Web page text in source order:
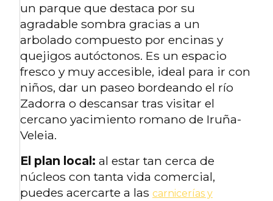
un parque que destaca por su
agradable sombra gracias a un
arbolado compuesto por encinas y
quejigos autóctonos. Es un espacio
fresco y muy accesible, ideal para ir con
niños, dar un paseo bordeando el río
Zadorra o descansar tras visitar el
cercano yacimiento romano de Iruña-
Veleia.
El plan local: al estar tan cerca de
núcleos con tanta vida comercial,
puedes acercarte a las carnicerías y